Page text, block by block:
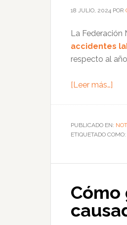
18 JULIO, 2024 POR
La Federación
accidentes
respecto al
[Leer más…]
los
en
PUBLICADO EN:
ETIQUETADO COMO: